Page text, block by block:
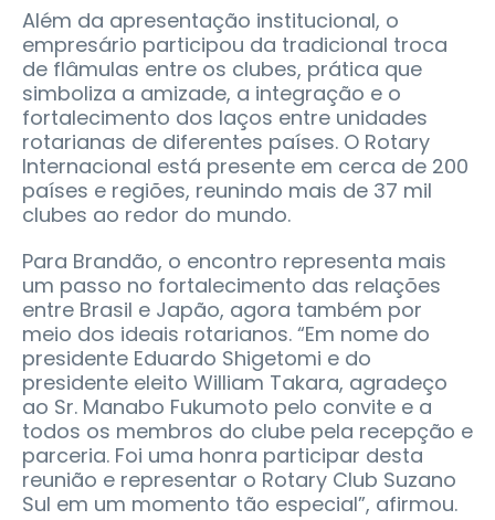
Além da apresentação institucional, o
empresário participou da tradicional troca
de flâmulas entre os clubes, prática que
simboliza a amizade, a integração e o
fortalecimento dos laços entre unidades
rotarianas de diferentes países. O Rotary
Internacional está presente em cerca de 200
países e regiões, reunindo mais de 37 mil
clubes ao redor do mundo.
Para Brandão, o encontro representa mais
um passo no fortalecimento das relações
entre Brasil e Japão, agora também por
meio dos ideais rotarianos. “Em nome do
presidente Eduardo Shigetomi e do
presidente eleito William Takara, agradeço
ao Sr. Manabo Fukumoto pelo convite e a
todos os membros do clube pela recepção e
parceria. Foi uma honra participar desta
reunião e representar o Rotary Club Suzano
Sul em um momento tão especial”, afirmou.